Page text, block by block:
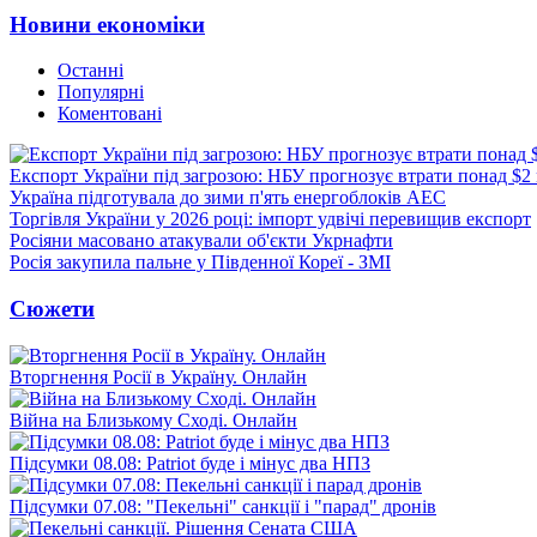
Новини економіки
Останні
Популярні
Коментовані
Експорт України під загрозою: НБУ прогнозує втрати понад
Україна підготувала до зими п'ять енергоблоків АЕС
Торгівля України у 2026 році: імпорт удвічі перевищив експорт
Росіяни масовано атакували об'єкти Укрнафти
Росія закупила пальне у Південної Кореї - ЗМІ
Сюжети
Вторгнення Росії в Україну. Онлайн
Війна на Близькому Сході. Онлайн
Підсумки 08.08: Patriot буде і мінус два НПЗ
Підсумки 07.08: "Пекельні" санкції і "парад" дронів